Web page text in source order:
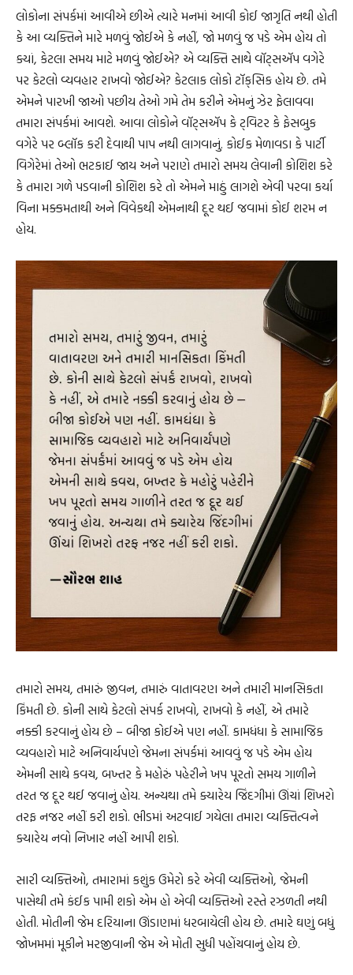
લોકોના સંપર્કમાં આવીએ છીએ ત્યારે મનમાં આવી કોઈ જાગૃતિ નથી હોતી
કે આ વ્યક્તિને મારે મળવું જોઈએ કે નહીં, જો મળવું જ પડે એમ હોય તો
ક્યાં, કેટલા સમય માટે મળવું જોઈએ? એ વ્યક્તિ સાથે વૉટ્‌સઍપ વગેરે
પર કેટલો વ્યવહાર રાખવો જોઈએ? કેટલાક લોકો ટૉક્‌સિક હોય છે. તમે
એમને પારખી જાઓ પછીય તેઓ ગમે તેમ કરીને એમનું ઝેર ફેલાવવા
તમારા સંપર્કમાં આવશે. આવા લોકોને વૉટ્‌સઍપ કે ટ્‌વિટર કે ફેસબુક
વગેરે પર બ્લૉક કરી દેવાથી પાપ નથી લાગવાનું. કોઈક મેળાવડા કે પાર્ટી
વિગેરેમાં તેઓ ભટકાઈ જાય અને પરાણે તમારો સમય લેવાની કોશિશ કરે
કે તમારા ગળે પડવાની કોશિશ કરે તો એમને માઠું લાગશે એવી પરવા કર્યા
વિના મક્કમતાથી અને વિવેકથી એમનાથી દૂર થઈ જવામાં કોઈ શરમ ન
હોય.
તમારો સમય, તમારું જીવન, તમારું વાતાવરણ અને તમારી માનસિકતા
કિંમતી છે. કોની સાથે કેટલો સંપર્ક રાખવો, રાખવો કે નહીં, એ તમારે
નક્કી કરવાનું હોય છે – બીજા કોઈએ પણ નહીં. કામધંધા કે સામાજિક
વ્યવહારો માટે અનિવાર્યપણે જેમના સંપર્કમાં આવવું જ પડે એમ હોય
એમની સાથે કવચ, બખ્તર કે મહોરું પહેરીને ખપ પૂરતો સમય ગાળીને
તરત જ દૂર થઈ જવાનું હોય. અન્યથા તમે ક્યારેય જિંદગીમાં ઊંચાં શિખરો
તરફ નજર નહીં કરી શકો. ભીડમાં અટવાઈ ગયેલા તમારા વ્યક્તિત્વને
ક્યારેય નવો નિખાર નહીં આપી શકો.
સારી વ્યક્તિઓ, તમારામાં કશુંક ઉમેરો કરે એવી વ્યક્તિઓ, જેમની
પાસેથી તમે કંઈક પામી શકો એમ હો એવી વ્યક્તિઓ રસ્તે રઝળતી નથી
હોતી. મોતીની જેમ દરિયાના ઊંડાણમાં ધરબાયેલી હોય છે. તમારે ઘણું બધું
જોખમમાં મૂકીને મરજીવાની જેમ એ મોતી સુધી પહોંચવાનું હોય છે.